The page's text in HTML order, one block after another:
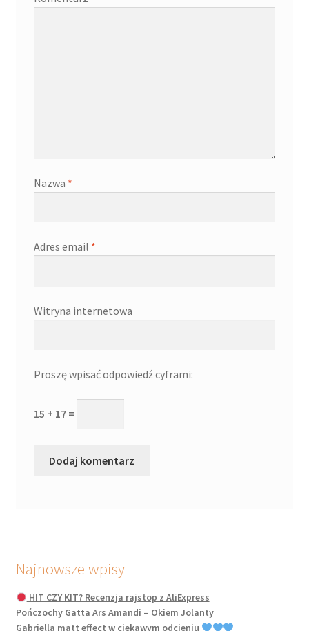
Nazwa *
Adres email *
Witryna internetowa
Proszę wpisać odpowiedź cyframi:
15 + 17 =
Najnowsze wpisy
HIT CZY KIT? Recenzja rajstop z AliExpress
Pończochy Gatta Ars Amandi – Okiem Jolanty
Gabriella matt effect w ciekawym odcieniu